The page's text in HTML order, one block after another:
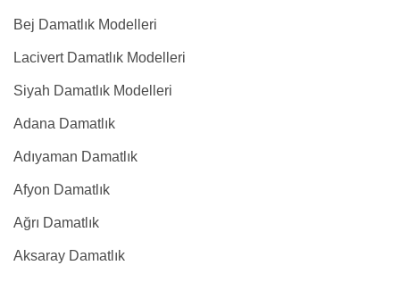
Bej Damatlık Modelleri
Lacivert Damatlık Modelleri
Siyah Damatlık Modelleri
Adana Damatlık
Adıyaman Damatlık
Afyon Damatlık
Ağrı Damatlık
Aksaray Damatlık